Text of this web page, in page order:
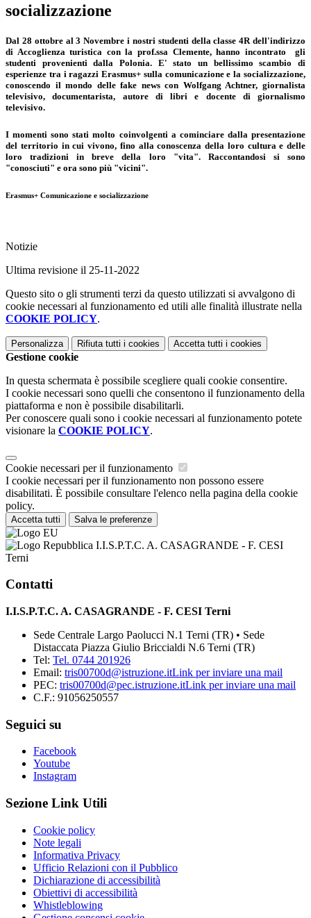
socializzazione
Dal 28 ottobre al 3 Novembre i nostri studenti della classe 4R dell'indirizzo
di Accoglienza turistica con la prof.ssa Clemente, hanno incontrato gli
studenti provenienti dalla Polonia. E' stato un bellissimo scambio di
esperienze tra i ragazzi Erasmus+ sulla comunicazione e la socializzazione,
conoscendo il mondo delle fake news con Wolfgang Achtner, giornalista
televisivo, documentarista, autore di libri e docente di giornalismo
televisivo.
I momenti sono stati molto coinvolgenti a cominciare dalla presentazione
del territorio in cui vivono, fino alla conoscenza della loro cultura e delle
loro tradizioni in breve della loro "vita". Raccontandosi si sono
"conosciuti" e ora sono più "vicini".
Erasmus+ Comunicazione e socializzazione
Notizie
Ultima revisione il 25-11-2022
Questo sito o gli strumenti terzi da questo utilizzati si avvalgono di
cookie necessari al funzionamento ed utili alle finalità illustrate nella
COOKIE POLICY.
Personalizza Rifiuta tutti i cookies Accetta tutti i cookies
Gestione cookie
In questa schermata è possibile scegliere quali cookie consentire.
I cookie necessari sono quelli che consentono il funzionamento della
piattaforma e non è possibile disabilitarli.
Per conoscere quali sono i cookie necessari al funzionamento potete
visionare la COOKIE POLICY.
Cookie necessari per il funzionamento
I cookie necessari per il funzionamento non possono essere
disabilitati. È possibile consultare l'elenco nella pagina della cookie
policy.
Accetta tutti Salva le preferenze
I.I.S.P.T.C. A. CASAGRANDE - F. CESI
Terni
Contatti
I.I.S.P.T.C. A. CASAGRANDE - F. CESI Terni
Sede Centrale Largo Paolucci N.1 Terni (TR) • Sede
Distaccata Piazza Giulio Briccialdi N.6 Terni (TR)
Tel: Tel. 0744 201926
Email: tris00700d@istruzione.itLink per inviare una mail
PEC: tris00700d@pec.istruzione.itLink per inviare una mail
C.F.: 91056250557
Seguici su
Facebook
Youtube
Instagram
Sezione Link Utili
Cookie policy
Note legali
Informativa Privacy
Ufficio Relazioni con il Pubblico
Dichiarazione di accessibilità
Obiettivi di accessibilità
Whistleblowing